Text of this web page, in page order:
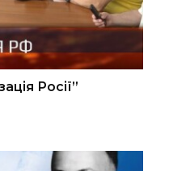
Росії”